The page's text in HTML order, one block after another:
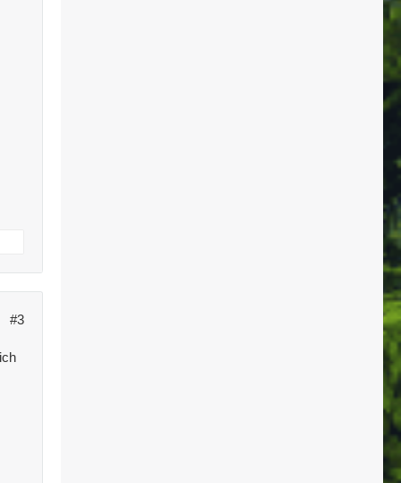
#3